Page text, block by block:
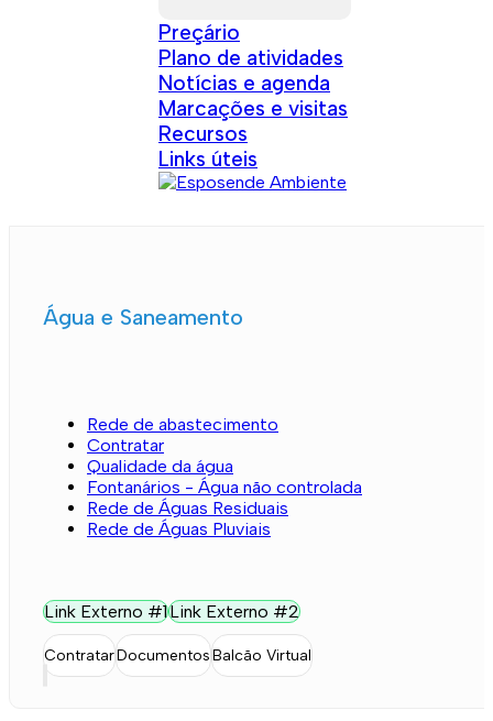
Preçário
Plano de atividades
Notícias e agenda
Marcações e visitas
Recursos
Links úteis
Água e Saneamento
Rede de abastecimento
Contratar
Qualidade da água
Fontanários - Água não controlada
Rede de Águas Residuais
Rede de Águas Pluviais
Link Externo #1Link Externo #2
ContratarDocumentosBalcão Virtual